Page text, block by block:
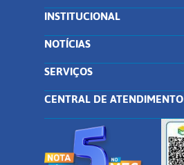
INSTITUCIONAL
NOTÍCIAS
SERVIÇOS
CENTRAL DE ATENDIMENTO